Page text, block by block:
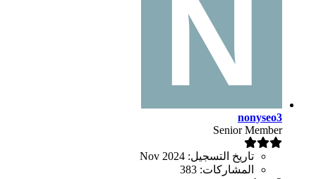
nonyseo3
Senior Member
تاريخ التسجيل: Nov 2024
المشاركات: 383